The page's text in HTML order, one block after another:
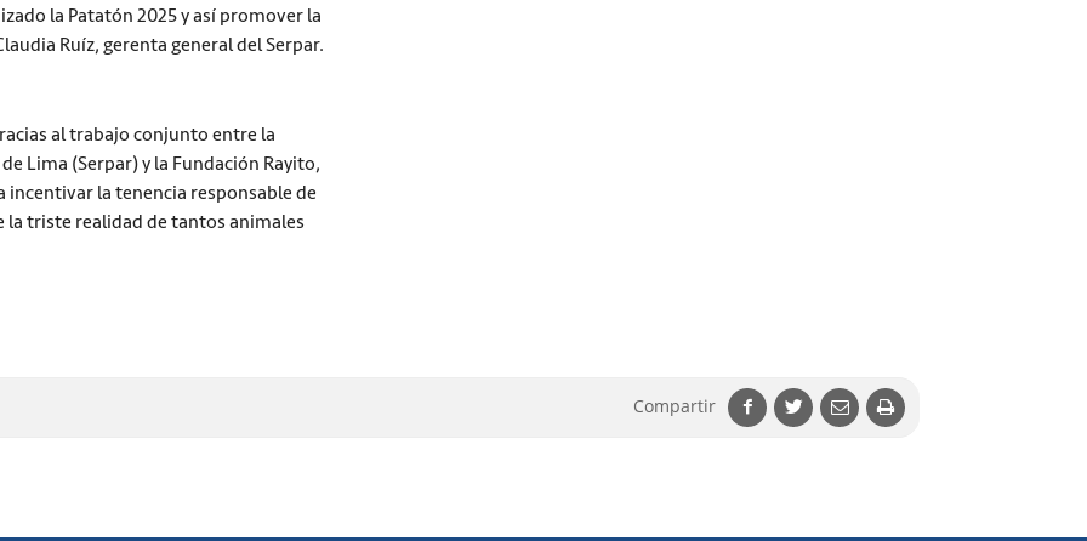
la Patatón 2025 y así promover la
Ruíz, gerenta general del Serpar.
al trabajo conjunto entre la
Lima (Serpar) y la Fundación Rayito,
incentivar la tenencia responsable de
la triste realidad de tantos animales
Compartir